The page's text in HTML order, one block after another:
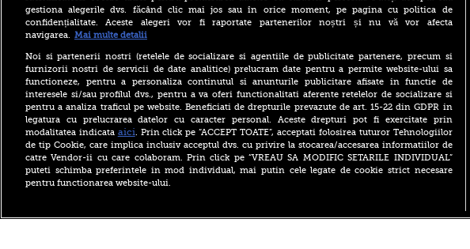
mediul privat apelului lui
Ilie Bolojan pentru
reducerea consumului de
energie
Un copil de 14 ani a ucis 5
profesori și a rănit zeci de
oameni în Thailanda, după
ce își omorâse bunicii
Căpitanul lui Sepsi, Cosmin
Matei, suspendat nouă luni
de TAS. Fotbalistul fusese
gestiona alegerile dvs. făcând clic mai jos sau în orice moment, pe pagina cu politica de
confidențialitate. Aceste alegeri vor fi raportate partenerilor noștri și nu vă vor afecta
navigarea. Mai multe detalii
Noi si partenerii nostri (retelele de socializare si agentiile de publicitate partenere, precum si
furnizorii nostri de servicii de date analitice) prelucram date pentru a permite website-ului sa
functioneze, pentru a personaliza continutul si anunturile publicitare afisate in functie de
interesele si/sau profilul dvs., pentru a va oferi functionalitati aferente retelelor de socializare si
pentru a analiza traficul pe website. Beneficiati de drepturile prevazute de art. 15-22 din GDPR in
legatura cu prelucrarea datelor cu caracter personal. Aceste drepturi pot fi exercitate prin
modalitatea indicata aici. Prin click pe “ACCEPT TOATE”, acceptati folosirea tuturor Tehnologiilor
de tip Cookie, care implica inclusiv acceptul dvs. cu privire la stocarea/accesarea informatiilor de
catre Vendor-ii cu care colaboram. Prin click pe “VREAU SA MODIFIC SETARILE INDIVIDUAL”
puteti schimba preferintele in mod individual, mai putin cele legate de cookie strict necesare
pentru functionarea website-ului.